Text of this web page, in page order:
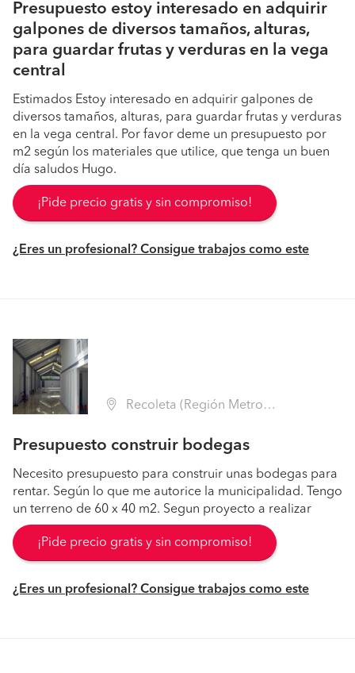
Presupuesto estoy interesado en adquirir
galpones de diversos tamaños, alturas,
para guardar frutas y verduras en la vega
central
Estimados Estoy interesado en adquirir galpones de
diversos tamaños, alturas, para guardar frutas y verduras
en la vega central. Por favor deme un presupuesto por
m2 según los materiales que utilice, que tenga un buen
día saludos Hugo.
¡Pide precio gratis y sin compromiso!
¿Eres un profesional? Consigue trabajos como este
Recoleta (Región Metropolitana - Santiago)
Presupuesto construir bodegas
Necesito presupuesto para construir unas bodegas para
rentar. Según lo que me autorice la municipalidad. Tengo
un terreno de 60 x 40 m2. Segun proyecto a realizar
¡Pide precio gratis y sin compromiso!
¿Eres un profesional? Consigue trabajos como este